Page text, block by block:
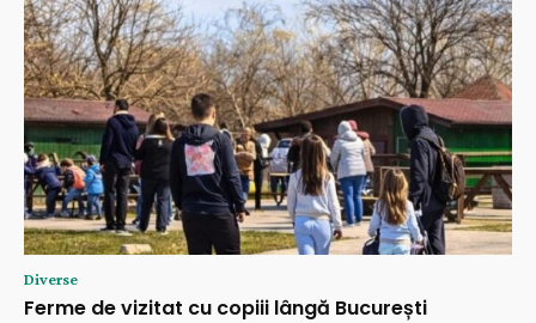
Diverse
Ferme de vizitat cu copiii lângă București